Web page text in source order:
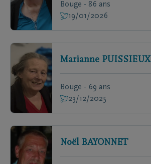
Bouge - 86 ans
19/01/2026
Marianne PUISSIEUX
Bouge - 69 ans
23/12/2025
Noël BAYONNET